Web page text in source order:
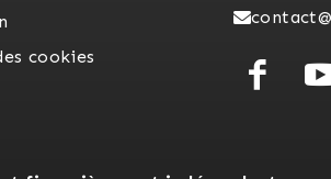
cookies